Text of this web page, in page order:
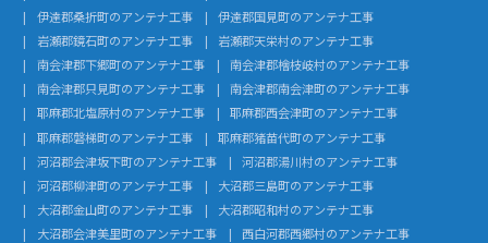
伊達郡桑折町のアンテナ工事
伊達郡国見町のアンテナ工事
岩瀬郡鏡石町のアンテナ工事
岩瀬郡天栄村のアンテナ工事
南会津郡下郷町のアンテナ工事
南会津郡檜枝岐村のアンテナ工事
南会津郡只見町のアンテナ工事
南会津郡南会津町のアンテナ工事
耶麻郡北塩原村のアンテナ工事
耶麻郡西会津町のアンテナ工事
耶麻郡磐梯町のアンテナ工事
耶麻郡猪苗代町のアンテナ工事
河沼郡会津坂下町のアンテナ工事
河沼郡湯川村のアンテナ工事
河沼郡柳津町のアンテナ工事
大沼郡三島町のアンテナ工事
大沼郡金山町のアンテナ工事
大沼郡昭和村のアンテナ工事
大沼郡会津美里町のアンテナ工事
西白河郡西郷村のアンテナ工事